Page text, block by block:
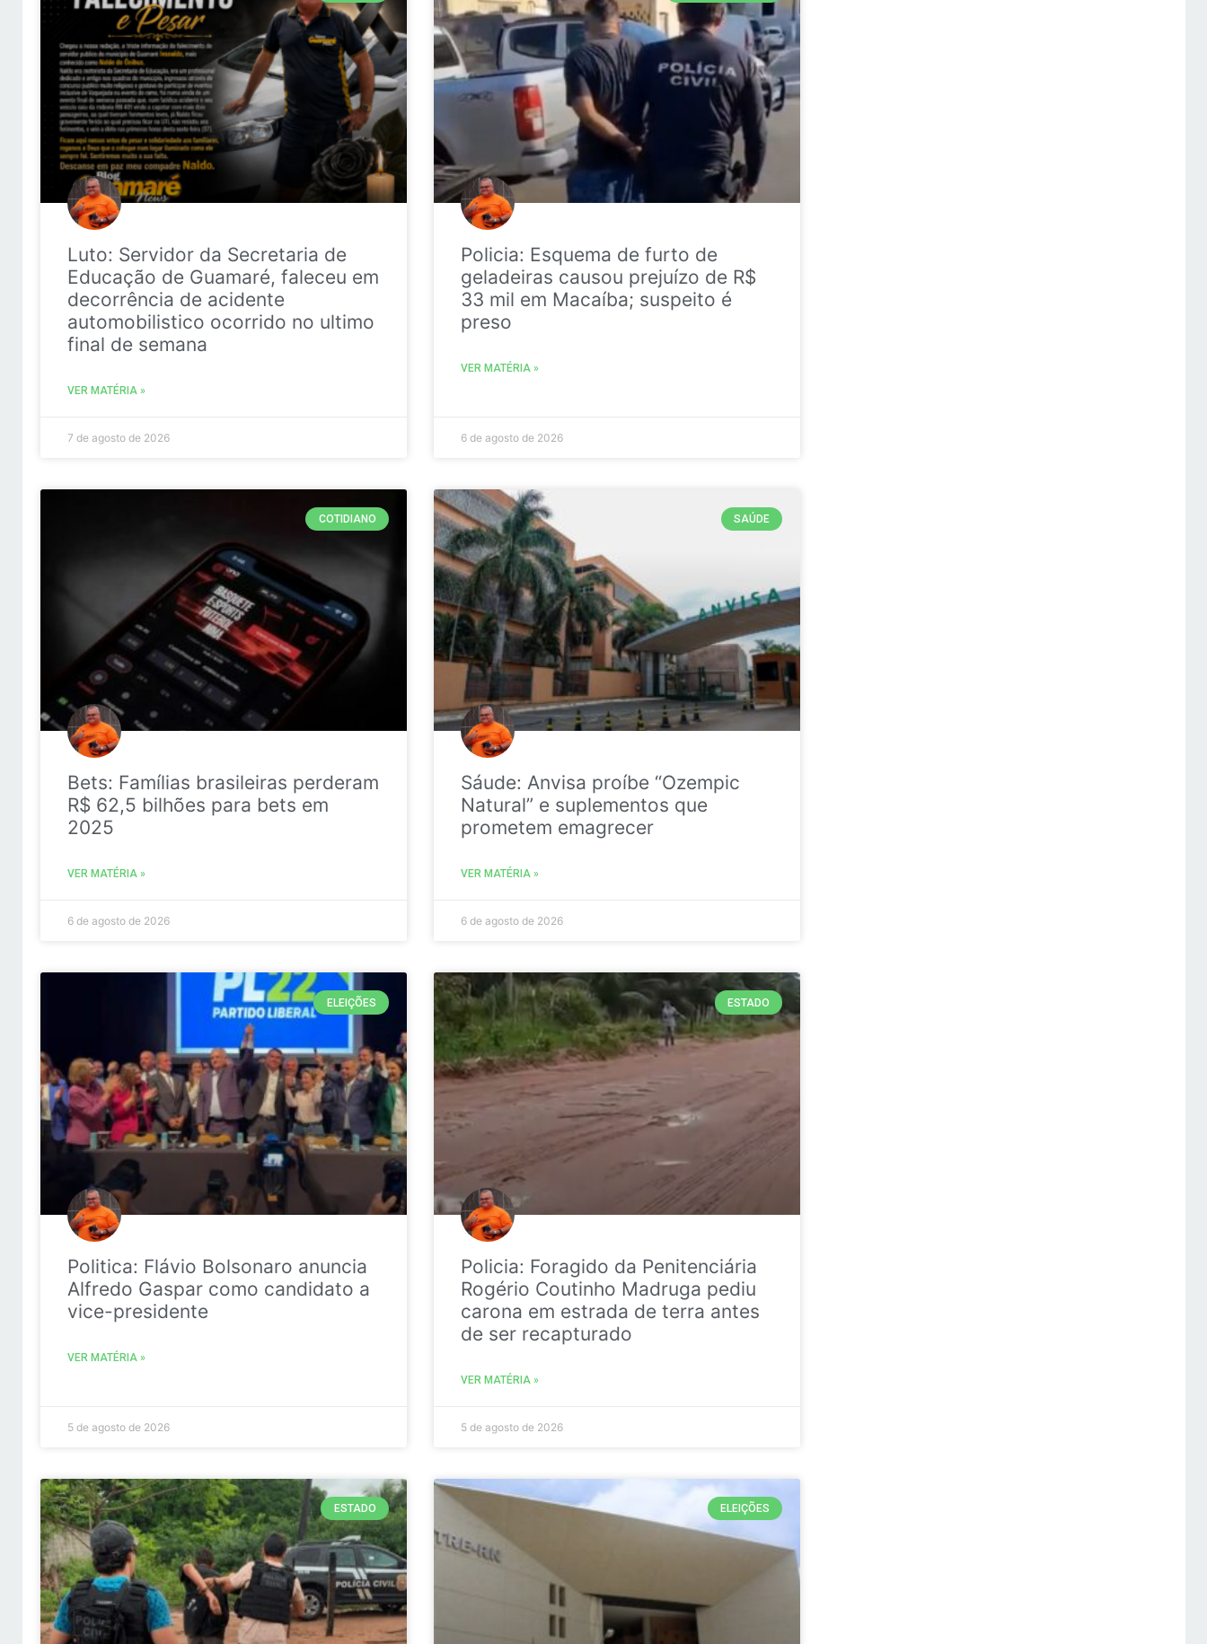
Luto: Servidor da Secretaria de
Educação de Guamaré, faleceu em
decorrência de acidente
automobilistico ocorrido no ultimo
final de semana
VER MATÉRIA »
7 de agosto de 2026
Policia: Esquema de furto de
geladeiras causou prejuízo de R$
33 mil em Macaíba; suspeito é
preso
VER MATÉRIA »
6 de agosto de 2026
COTIDIANO
Bets: Famílias brasileiras perderam
R$ 62,5 bilhões para bets em
2025
VER MATÉRIA »
6 de agosto de 2026
SAÚDE
Sáude: Anvisa proíbe “Ozempic
Natural” e suplementos que
prometem emagrecer
VER MATÉRIA »
6 de agosto de 2026
ELEIÇÕES
Politica: Flávio Bolsonaro anuncia
Alfredo Gaspar como candidato a
vice-presidente
VER MATÉRIA »
5 de agosto de 2026
ESTADO
Policia: Foragido da Penitenciária
Rogério Coutinho Madruga pediu
carona em estrada de terra antes
de ser recapturado
VER MATÉRIA »
5 de agosto de 2026
ESTADO ELEIÇÕES